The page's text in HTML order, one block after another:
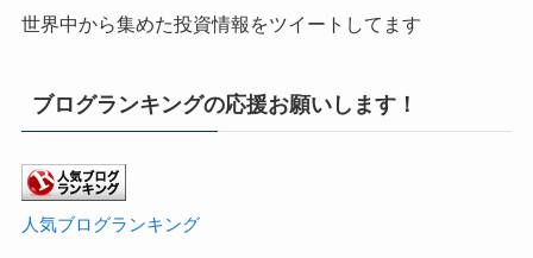
世界中から集めた投資情報をツイートしてます
ブログランキングの応援お願いします！
人気ブログランキング